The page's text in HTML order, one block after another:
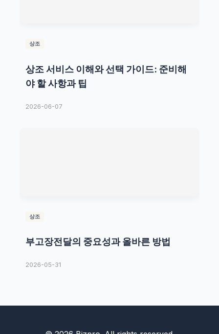
상조
상조 서비스 이해와 선택 가이드: 준비해
야 할 사항과 팁
2026-06-07
상조
부고장전달의 중요성과 올바른 방법
2026-05-31